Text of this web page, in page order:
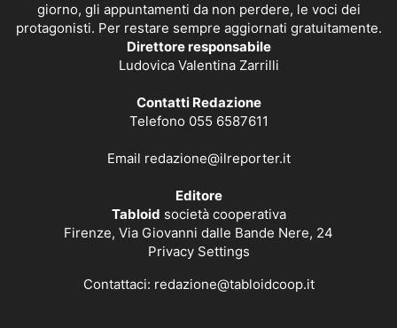
giorno, gli appuntamenti da non perdere, le voci dei
protagonisti. Per restare sempre aggiornati gratuitamente.
Direttore responsabile
Ludovica Valentina Zarrilli
Contatti Redazione
Telefono 055 6587611
Email redazione@ilreporter.it
Editore
Tabloid società cooperativa
Firenze, Via Giovanni dalle Bande Nere, 24
Privacy Settings
Contattaci: redazione@tabloidcoop.it